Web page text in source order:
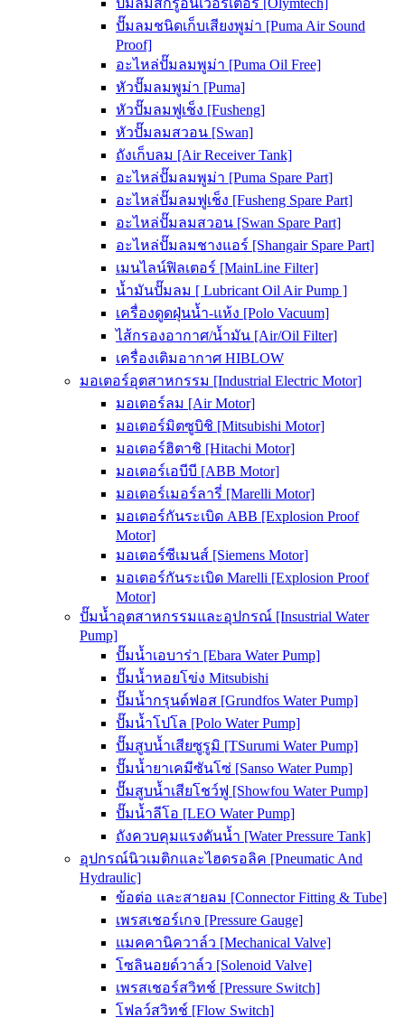
ปั๊มลมสกรูอินเวอร์เตอร์ [Olymtech]
ปั๊มลมชนิดเก็บเสียงพูม่า [Puma Air Sound
Proof]
อะไหล่ปั๊มลมพูม่า [Puma Oil Free]
หัวปั๊มลมพูม่า [Puma]
หัวปั๊มลมฟูเช็ง [Fusheng]
หัวปั๊มลมสวอน [Swan]
ถังเก็บลม [Air Receiver Tank]
อะไหล่ปั๊มลมพูม่า [Puma Spare Part]
อะไหล่ปั๊มลมฟูเช็ง [Fusheng Spare Part]
อะไหล่ปั๊มลมสวอน [Swan Spare Part]
อะไหล่ปั๊มลมชางแอร์ [Shangair Spare Part]
เมนไลน์ฟิลเตอร์ [MainLine Filter]
น้ำมันปั๊มลม [ Lubricant Oil Air Pump ]
เครื่องดูดฝุ่นน้ำ-แห้ง [Polo Vacuum]
ไส้กรองอากาศ/น้ำมัน [Air/Oil Filter]
เครื่องเติมอากาศ HIBLOW
มอเตอร์อุตสาหกรรม [Industrial Electric Motor]
มอเตอร์ลม [Air Motor]
มอเตอร์มิตซูบิชิ [Mitsubishi Motor]
มอเตอร์ฮิตาชิ [Hitachi Motor]
มอเตอร์เอบีบี [ABB Motor]
มอเตอร์เมอร์ลารี่ [Marelli Motor]
มอเตอร์กันระเบิด ABB [Explosion Proof
Motor]
มอเตอร์ซีเมนส์ [Siemens Motor]
มอเตอร์กันระเบิด Marelli [Explosion Proof
Motor]
ปั๊มน้ำอุตสาหกรรมและอุปกรณ์ [Insustrial Water
Pump]
ปั๊มน้ำเอบาร่า [Ebara Water Pump]
ปั๊มน้ำหอยโข่ง Mitsubishi
ปั๊มน้ำกรุนด์ฟอส [Grundfos Water Pump]
ปั๊มน้ำโปโล [Polo Water Pump]
ปั๊มสูบน้ำเสียซูรูมิ [TSurumi Water Pump]
ปั๊มน้ำยาเคมีซันโซ่ [Sanso Water Pump]
ปั๊มสูบน้ำเสียโชว์ฟู [Showfou Water Pump]
ปั๊มน้ำลีโอ [LEO Water Pump]
ถังควบคุมแรงดันน้ำ [Water Pressure Tank]
อุปกรณ์นิวเมติกและไฮดรอลิค [Pneumatic And
Hydraulic]
ข้อต่อ และสายลม [Connector Fitting & Tube]
เพรสเชอร์เกจ [Pressure Gauge]
แมคคานิควาล์ว [Mechanical Valve]
โซลินอยด์วาล์ว [Solenoid Valve]
เพรสเชอร์สวิทช์ [Pressure Switch]
โฟลว์สวิทช์ [Flow Switch]